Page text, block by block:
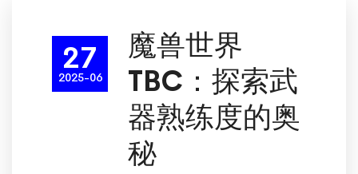
27
2025-06
魔兽世界
TBC：探索武
器熟练度的奥
秘